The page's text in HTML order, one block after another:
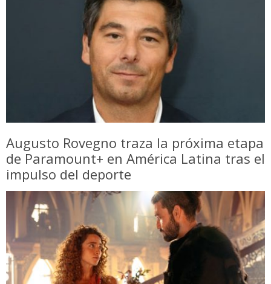
Augusto Rovegno traza la próxima etapa
de Paramount+ en América Latina tras el
impulso del deporte